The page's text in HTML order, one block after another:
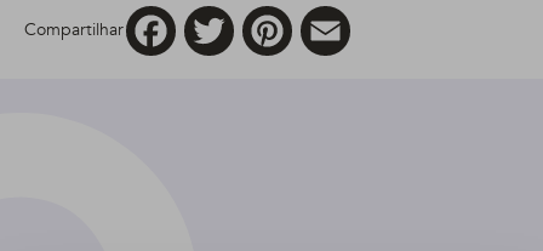
Compartilhar
FacebookTwitter Pinterest